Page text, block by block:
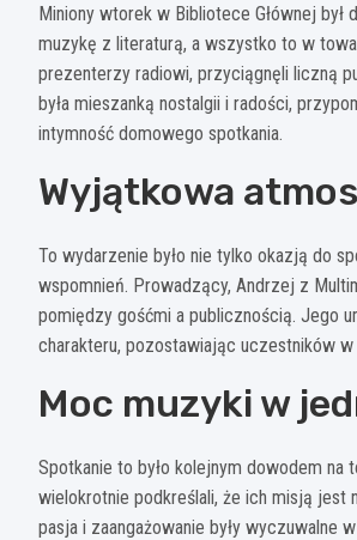
Miniony wtorek w Bibliotece Głównej był
muzykę z literaturą, a wszystko to w
prezenterzy radiowi, przyciągnęli liczną
była mieszanką nostalgii i radości,
intymność domowego spotkania.
Wyjątkowa
To wydarzenie było nie tylko okazją do
wspomnień. Prowadzący, Andrzej z
pomiędzy gośćmi a publicznością. Jego
charakteru, pozostawiając uczestników w
Moc muzyki w
Spotkanie to było kolejnym dowodem na
wielokrotnie podkreślali, że ich misją jest
pasja i zaangażowanie były wyczuwalne